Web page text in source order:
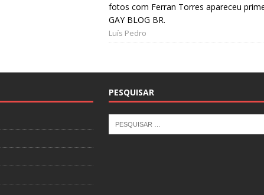
fotos com Ferran Torres apareceu
GAY BLOG BR.
Luís Pedro
PESQUISAR